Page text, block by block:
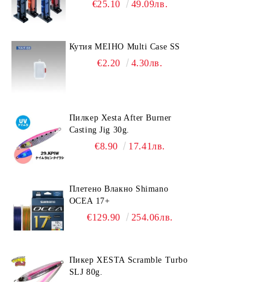
€25.10 49.09лв.
Кутия MEIHO Multi Case SS
€2.20 4.30лв.
Пилкер Xesta After Burner
Casting Jig 30g.
€8.90 17.41лв.
Плетено Влакно Shimano
OCEA 17+
€129.90 254.06лв.
Пикер XESTA Scramble Turbo
SLJ 80g.